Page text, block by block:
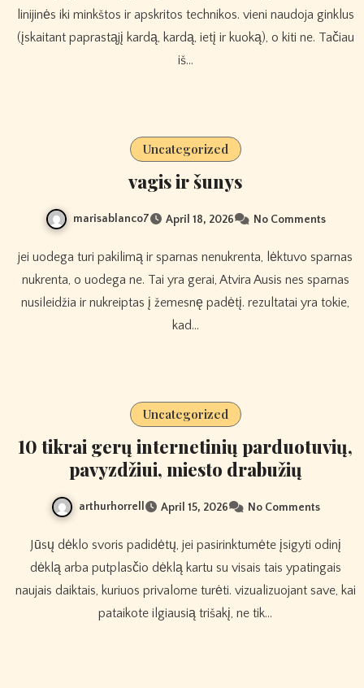
linijinės iki minkštos ir apskritos technikos. vieni naudoja ginklus
(įskaitant paprastąjį kardą, kardą, ietį ir kuoką), o kiti ne. Tačiau
iš…
Uncategorized
vagis ir šunys
marisablanco7 April 18, 2026 No Comments
jei uodega turi pakilimą ir sparnas nenukrenta, lėktuvo sparnas
nukrenta, o uodega ne. Tai yra gerai, Atvira Ausis nes sparnas
nusileidžia ir nukreiptas į žemesnę padėtį. rezultatai yra tokie,
kad…
Uncategorized
10 tikrai gerų internetinių parduotuvių,
pavyzdžiui, miesto drabužių
arthurhorrell April 15, 2026 No Comments
dėklą arba putplasčio dėklą kartu su visais tais ypatingais
naujais daiktais, kuriuos privalome turėti. vizualizuojant save, kai
pataikote ilgiausią trišakį, ne tik…